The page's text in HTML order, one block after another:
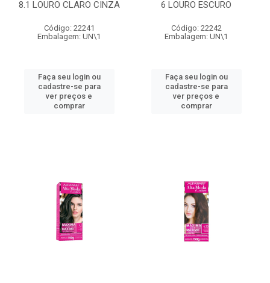
8.1 LOURO CLARO CINZA
Código: 22241
Embalagem: UN\1
Faça seu login ou
cadastre-se para
ver preços e
comprar
6 LOURO ESCURO
Código: 22242
Embalagem: UN\1
Faça seu login ou
cadastre-se para
ver preços e
comprar